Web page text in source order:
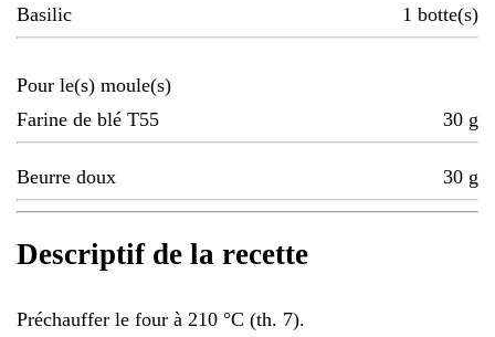
Basilic 1 botte(s)
Pour le(s) moule(s)
Farine de blé T55
30 g
Beurre doux 30 g
Descriptif de la recette
Préchauffer le four à 210 °C (th. 7).